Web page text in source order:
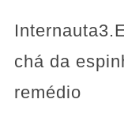
chá da
remédio